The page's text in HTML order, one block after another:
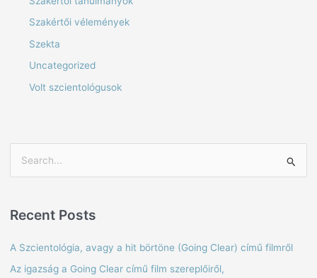
Szakértői vélemények
Szekta
Uncategorized
Volt szcientológusok
rRecent Posts
A Szcientológia, avagy a hit börtöne (Going Clear) című filmről
Az igazság a Going Clear című film szereplőiről,